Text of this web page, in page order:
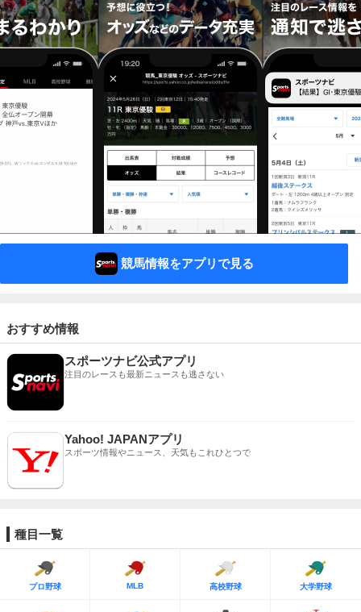
競馬情報をアプリで見る
おすすめ情報
スポーツナビ公式アプリ
注目のレースも最新ニュースも逃さない
Yahoo! JAPANアプリ
スポーツ情報やニュース、天気もこれひとつで
種目一覧
プロ野球 MLB 高校野球 大学野球